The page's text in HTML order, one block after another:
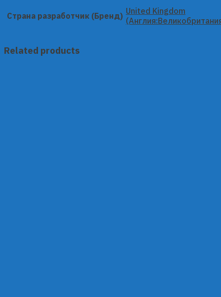
Страна разработчик (Бренд) United Kingdom
Related products